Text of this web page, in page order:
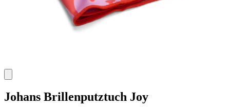
Johans Brillenputztuch Joy